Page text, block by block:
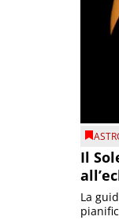
Il
La